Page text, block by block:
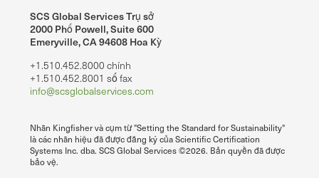
SCS Global Services Trụ sở
2000 Phố Powell, Suite 600
Emeryville, CA 94608 Hoa Kỳ
+1.510.452.8000 chính
+1.510.452.8001 số fax
info@scsglobalservices.com
Nhãn Kingfisher và cụm từ "Setting the Standard for Sustainability"
là các nhãn hiệu đã được đăng ký của Scientific Certification
Systems Inc. dba. SCS Global Services ©2026. Bản quyền đã được
bảo vệ.